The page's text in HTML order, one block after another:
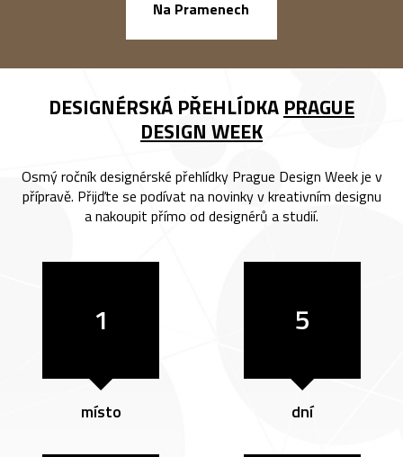
Na Pramenech
DESIGNÉRSKÁ PŘEHLÍDKA PRAGUE
DESIGN WEEK
Osmý ročník designérské přehlídky Prague Design Week je v
přípravě. Přijďte se podívat na novinky v kreativním designu
a nakoupit přímo od designérů a studií.
1
místo
5
dní